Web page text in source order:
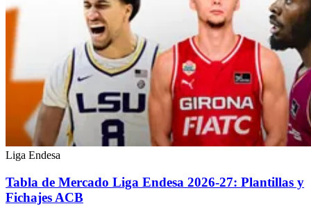
Liga Endesa
Tabla de Mercado Liga Endesa 2026-27: Plantillas y
Fichajes ACB